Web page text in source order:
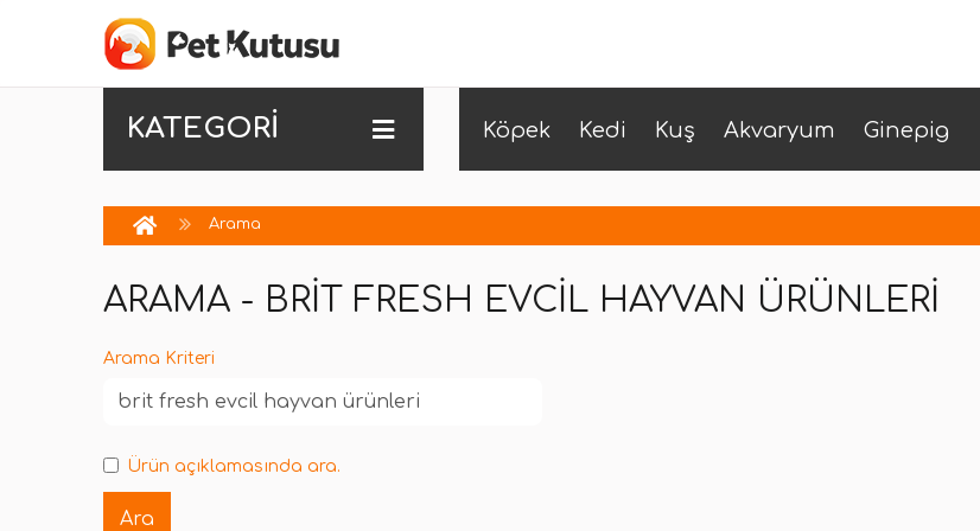
KATEGORİ Köpek Kedi Kuş Akvaryum Ginepig
Arama
ARAMA - BRIT FRESH EVCIL HAYVAN ÜRÜNLERI
Arama Kriteri
Ürün açıklamasında ara.